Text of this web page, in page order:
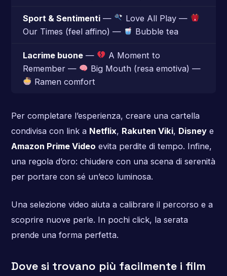
Sport & Sentimenti—
Love All Play —
Our Times (feel affino) —
Bubble tea
Lacrime buone—
A Moment to
Remember —
Big Mouth (resa emotiva) —
Ramen comfort
Per completare l’esperienza, creare una cartella
condivisa con link a Netflix, Rakuten Viki, Disneye
Amazon Prime Video evita perdite di tempo. Infine,
una regola d’oro: chiudere con una scena di serenità
per portare con sé un’eco luminosa.
Una selezione video aiuta a calibrare il percorso e a
scoprire nuove perle. In pochi click, la serata
prende una forma perfetta.
Dove si trovano più facilmente i film